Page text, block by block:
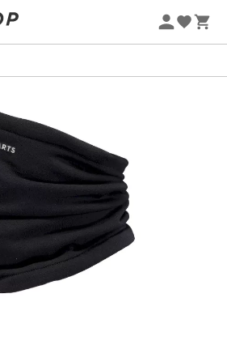
-5% Extra - Kode Summer5